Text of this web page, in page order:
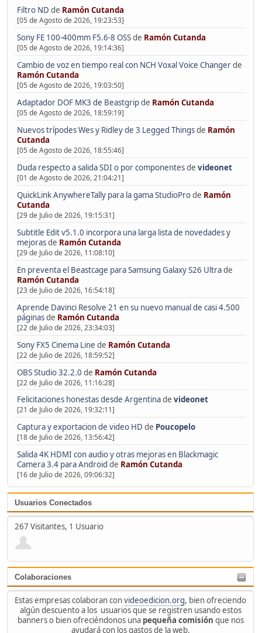
Filtro ND de Ramón Cutanda
[05 de Agosto de 2026, 19:23:53]
Sony FE 100-400mm F5.6-8 OSSde Ramón Cutanda
[05 de Agosto de 2026, 19:14:36]
Cambio de voz en tiempo real con NCH Voxal Voice Changerde
Ramón Cutanda
[05 de Agosto de 2026, 19:03:50]
Adaptador DOF MK3 de Beastgripde Ramón Cutanda
[05 de Agosto de 2026, 18:59:19]
Nuevos trípodes Wes y Ridley de 3 Legged Thingsde Ramón
Cutanda
[05 de Agosto de 2026, 18:55:46]
Duda respecto a salida SDI o por componentesde videonet
[01 de Agosto de 2026, 21:04:21]
QuickLink AnywhereTally para la gama StudioProde Ramón
Cutanda
[29 de Julio de 2026, 19:15:31]
Subtitle Edit v5.1.0 incorpora una larga lista de novedades y
mejorasde Ramón Cutanda
[29 de Julio de 2026, 11:08:10]
En preventa el Beastcage para Samsung Galaxy S26 Ultrade
Ramón Cutanda
[23 de Julio de 2026, 16:54:18]
Aprende Davinci Resolve 21 en su nuevo manual de casi 4.500
páginasde Ramón Cutanda
[22 de Julio de 2026, 23:34:03]
Sony FX5 Cinema Line de Ramón Cutanda
[22 de Julio de 2026, 18:59:52]
OBS Studio 32.2.0 de Ramón Cutanda
[22 de Julio de 2026, 11:16:28]
Felicitaciones honestas desde Argentinade videonet
[21 de Julio de 2026, 19:32:11]
Captura y exportacion de video HD de Poucopelo
[18 de Julio de 2026, 13:56:42]
Salida 4K HDMI con audio y otras mejoras en Blackmagic
Camera 3.4 para Android de Ramón Cutanda
[16 de Julio de 2026, 09:06:32]
Usuarios Conectados
267 Visitantes, 1 Usuario
Colaboraciones
Estas empresas colaboran convideoedicion.org, bien ofreciendo
algún descuento a los usuarios que se registren usando estos
banners o bien ofreciéndonos una pequeña comisión que nos
ayudará con los gastos de la web.